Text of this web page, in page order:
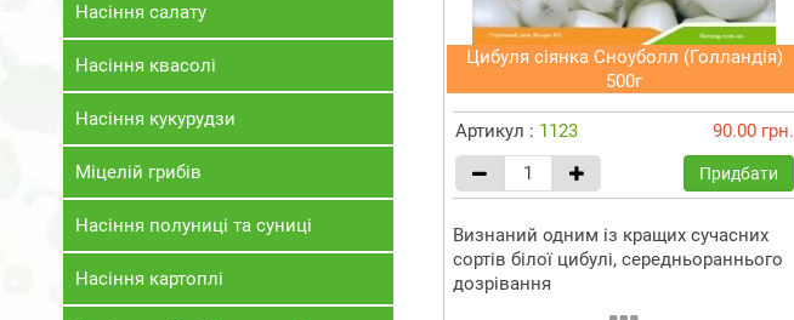
Насіння салату
Насіння квасолі
Насіння кукурудзи
Міцелій грибів
Насіння полуниці та суниці
Насіння картоплі
Цибуля сіянка Сноуболл (Голландія)
500г
Артикул : 1123 90.00 грн.
Придбати
Визнаний одним із кращих сучасних
сортів білої цибулі, середньораннього
дозрівання